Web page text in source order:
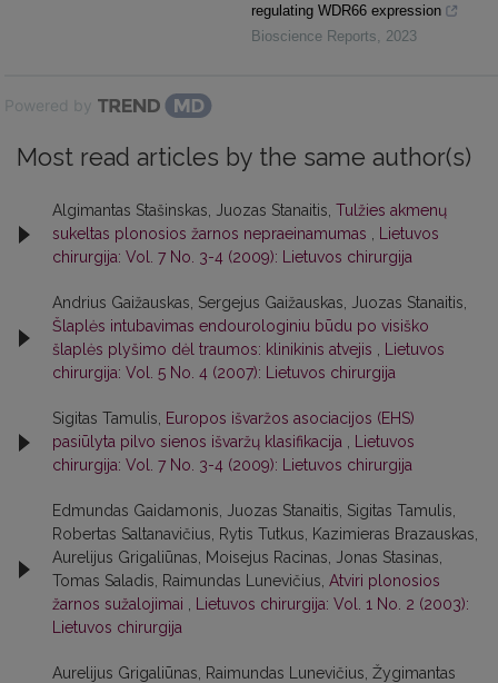
regulating WDR66 expression
Bioscience Reports, 2023
Powered by
Most read articles by the same author(s)
Algimantas Stašinskas, Juozas Stanaitis, Tulžies akmenų
sukeltas plonosios žarnos nepraeinamumas
Lietuvos
chirurgija: Vol. 7 No. 3-4 (2009): Lietuvos chirurgija
Andrius Gaižauskas, Sergejus Gaižauskas, Juozas Stanaitis,
Šlaplės intubavimas endourologiniu būdu po visiško
šlaplės plyšimo dėl traumos: klinikinis atvejis
Lietuvos
chirurgija: Vol. 5 No. 4 (2007): Lietuvos chirurgija
Sigitas Tamulis,
Europos išvaržos asociacijos (EHS)
pasiūlyta pilvo sienos išvaržų klasifikacija
Lietuvos
chirurgija: Vol. 7 No. 3-4 (2009): Lietuvos chirurgija
Edmundas Gaidamonis, Juozas Stanaitis, Sigitas Tamulis,
Robertas Saltanavičius, Rytis Tutkus, Kazimieras Brazauskas,
Aurelijus Grigaliūnas, Moisejus Racinas, Jonas Stasinas,
Tomas Saladis, Raimundas Lunevičius, Atviri plonosios
žarnos sužalojimai
Lietuvos chirurgija: Vol. 1 No. 2 (2003):
Lietuvos chirurgija
Aurelijus Grigaliūnas, Raimundas Lunevičius, Žygimantas